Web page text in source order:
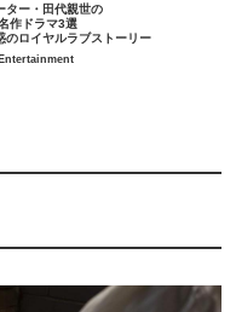
ター・田代親世の
作ドラマ3選
ロイヤルラブストーリー